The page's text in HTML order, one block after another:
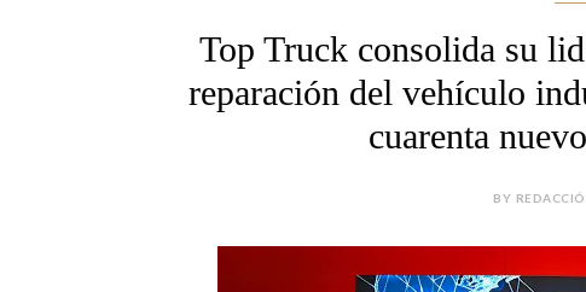
Top Truck consolida su
reparación del vehículo
cuarenta
BY